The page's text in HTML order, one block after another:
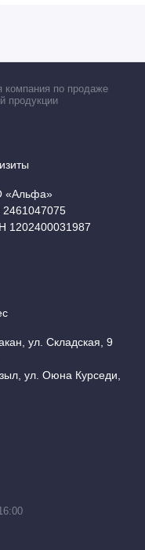
компания по продаже
продукции
1202400031987
ул. Складская, 9
ул. Оюна Курседи,